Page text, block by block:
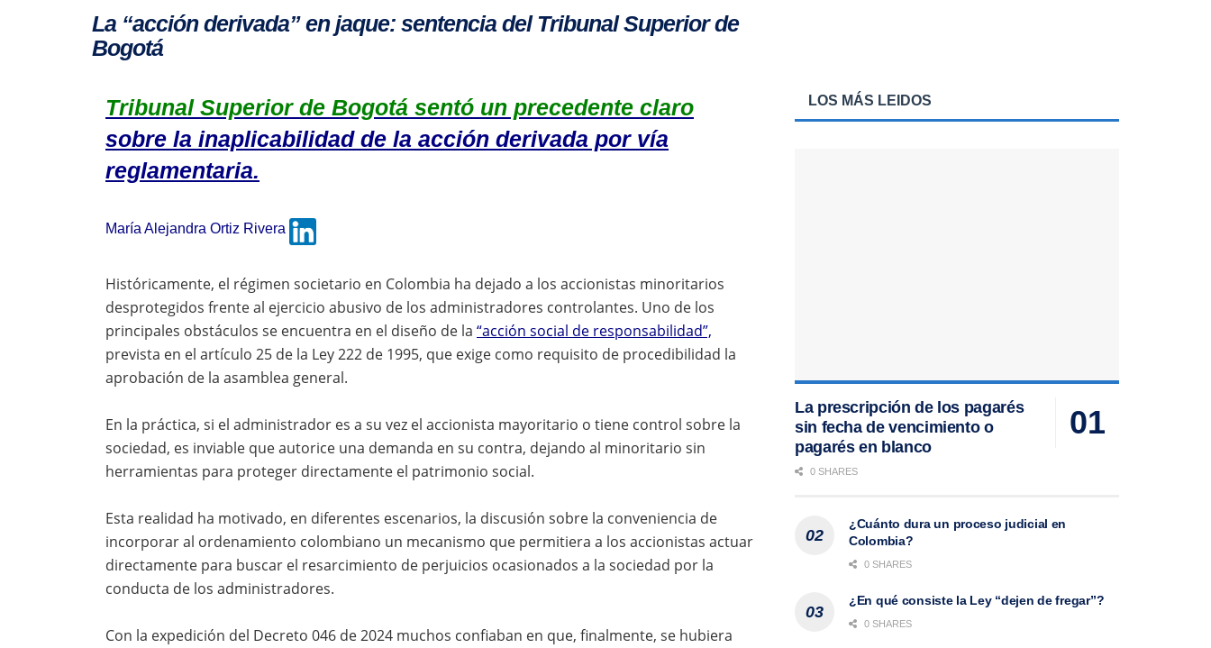
La “acción derivada” en jaque: sentencia del Tribunal Superior de
Bogotá
Tribunal Superior de Bogotá sentó un precedente claro
sobre la inaplicabilidad de la acción derivada por vía
reglamentaria.
María Alejandra Ortiz Rivera
Históricamente, el régimen societario en Colombia ha dejado a los accionistas minoritarios
desprotegidos frente al ejercicio abusivo de los administradores controlantes. Uno de los
principales obstáculos se encuentra en el diseño de la “acción social de responsabilidad”,
prevista en el artículo 25 de la Ley 222 de 1995, que exige como requisito de procedibilidad la
aprobación de la asamblea general.
En la práctica, si el administrador es a su vez el accionista mayoritario o tiene control sobre la
sociedad, es inviable que autorice una demanda en su contra, dejando al minoritario sin
herramientas para proteger directamente el patrimonio social.
Esta realidad ha motivado, en diferentes escenarios, la discusión sobre la conveniencia de
incorporar al ordenamiento colombiano un mecanismo que permitiera a los accionistas actuar
directamente para buscar el resarcimiento de perjuicios ocasionados a la sociedad por la
conducta de los administradores.
Con la expedición del Decreto 046 de 2024 muchos confiaban en que, finalmente, se hubiera
LOS MÁS LEIDOS
La prescripción de los pagarés
sin fecha de vencimiento o
pagarés en blanco
0 SHARES
¿Cuánto dura un proceso judicial en
Colombia?
0 SHARES
¿En qué consiste la Ley “dejen de fregar”?
0 SHARES